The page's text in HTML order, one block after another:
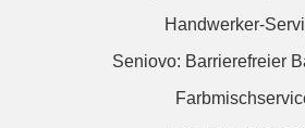
Handwerker-
Seniovo: Barrierefreier